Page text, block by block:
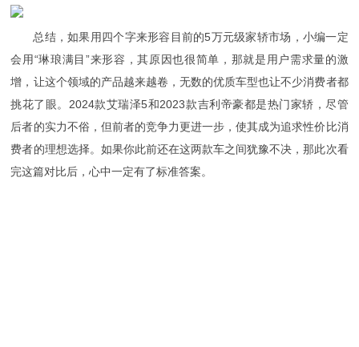
总结，如果用四个字来形容目前的5万元级家轿市场，小编一定
会用“琳琅满目”来形容，其原因也很简单，那就是用户需求量的激
增，让这个领域的产品越来越卷，无数的优质车型也让不少消费者都
挑花了眼。2024款艾瑞泽5和2023款吉利帝豪都是热门家轿，尽管
后者的实力不俗，但前者的竞争力更进一步，使其成为追求性价比消
费者的理想选择。如果你此前还在这两款车之间犹豫不决，那此次看
完这篇对比后，心中一定有了标准答案。